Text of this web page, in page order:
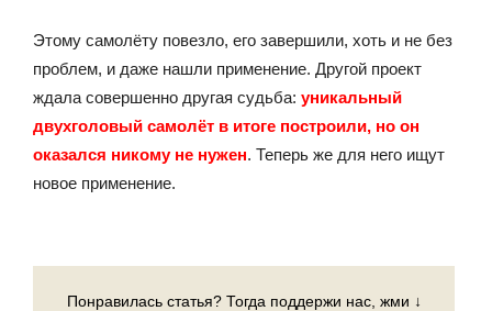
Этому самолёту повезло, его завершили, хоть и не без
проблем, и даже нашли применение. Другой проект
ждала совершенно другая судьба: уникальный
двухголовый самолёт в итоге построили, но он
оказался никому не нужен. Теперь же для него ищут
новое применение.
Понравилась статья? Тогда поддержи нас, жми ↓